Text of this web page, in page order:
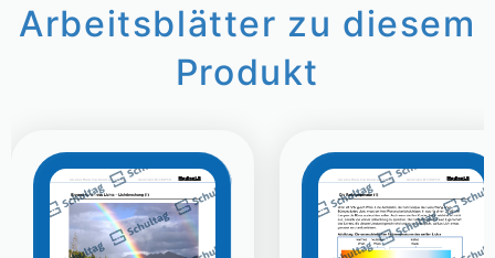
Arbeitsblätter zu diesem
Produkt